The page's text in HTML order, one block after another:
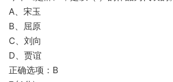
A、宋玉
B、屈原
C、刘向
D、贾谊
正确选项：B